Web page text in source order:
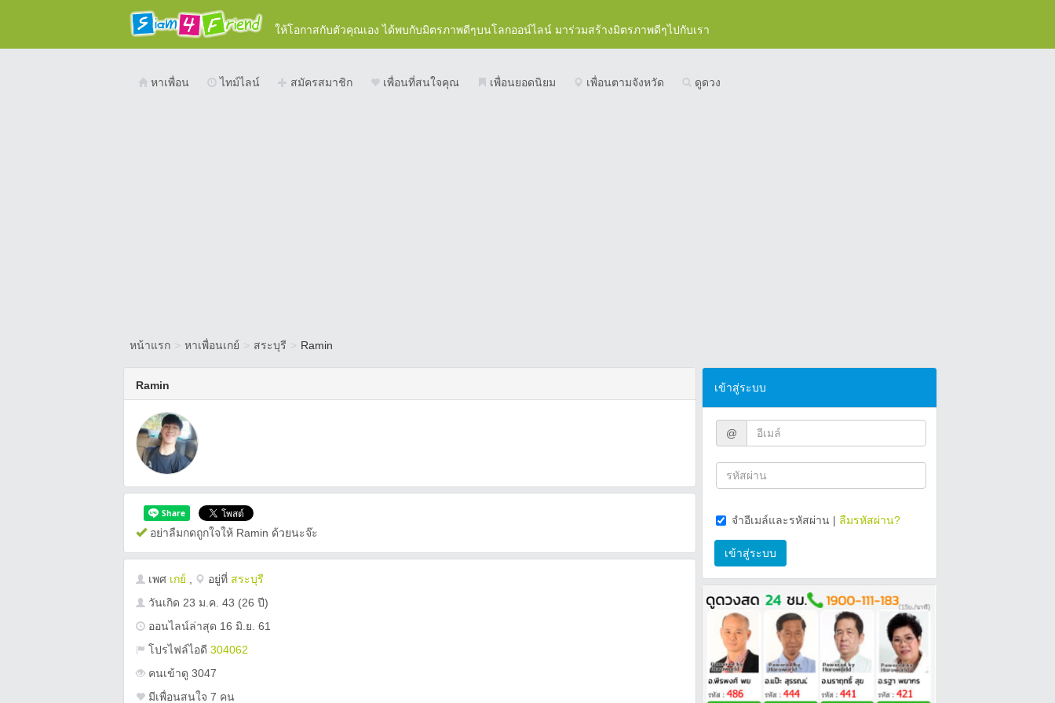
ให้โอกาสกับตัวคุณเอง ได้พบกับมิตรภาพดีๆบนโลกออน์ไลน์ มาร่วมสร้างมิตรภาพดีๆไปกับเรา
หาเพื่อน ไทม์ไลน์ สมัครสมาชิก เพื่อนที่สนใจคุณ เพื่อนยอดนิยม เพื่อนตามจังหวัด ดูดวง
หน้าแรก > หาเพื่อนเกย์ > สระบุรี > Ramin
Ramin
อย่าลืมกดถูกใจให้ Ramin ด้วยนะจ๊ะ
เพศ เกย์ อยู่ที่ สระบุรี
วันเกิด 23 ม.ค. 43 (26 ปี)
ออนไลน์ล่าสุด 16 มิ.ย. 61
โปรไฟล์ไอดี 304062
คนเข้าดู 3047
มีเพื่อนสนใจ 7 คน
เข้าสู่ระบบ
@
จำอีเมล์และรหัสผ่าน | ลืมรหัสผ่าน?
เข้าสู่ระบบ